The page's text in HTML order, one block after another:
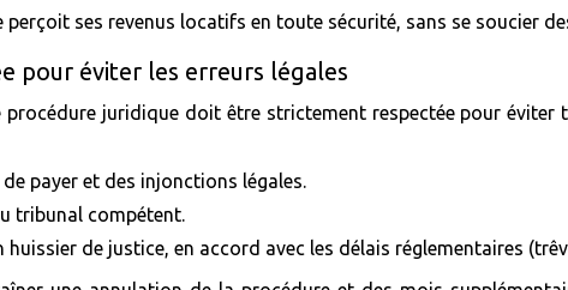
perçoit ses revenus locatifs en toute sécurité, sans se soucier
pour éviter les erreurs légales
procédure juridique doit être strictement respectée pour
payer et des injonctions légales.
tribunal compétent.
huissier de justice, en accord avec les délais réglementaires